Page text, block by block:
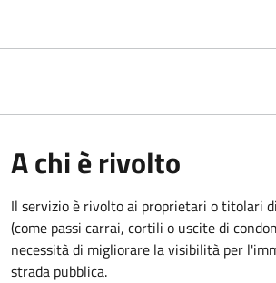
A chi è rivolto
Il servizio è rivolto ai proprietari o titolari
(come passi carrai, cortili o uscite di
necessità di migliorare la visibilità per
strada pubblica.